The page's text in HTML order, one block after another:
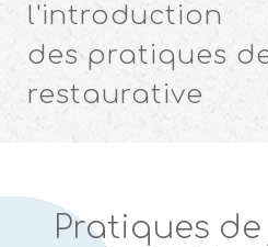
l'introduction
des pratiques
restaurative
Pratiques